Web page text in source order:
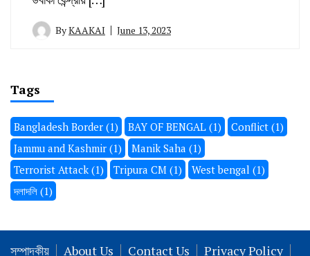
ByKAAKAI June 13, 2023
Tags
Bangladesh Border (1) BAY OF BENGAL (1) Conflict (1)
Jammu and Kashmir (1) Manik Saha (1)
Terrorist Attack (1) Tripura CM (1) West bengal (1)
দলাদলি (1)
সম্পাদকীয় About Us Contact Us Privacy Policy